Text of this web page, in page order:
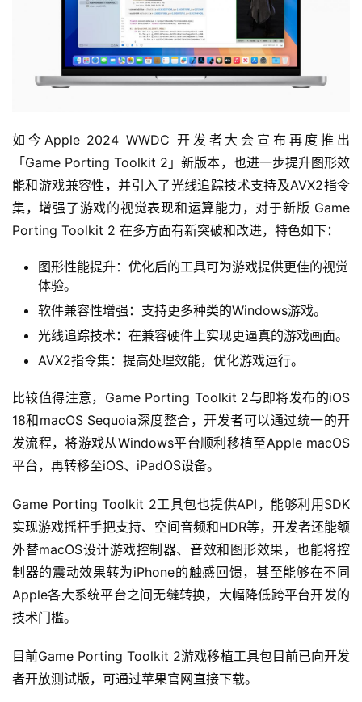
如今Apple 2024 WWDC 开发者大会宣布再度推出
「Game Porting Toolkit 2」新版本，也进一步提升图形效
能和游戏兼容性，并引入了光线追踪技术支持及AVX2指令
集，增强了游戏的视觉表现和运算能力，对于新版 Game
Porting Toolkit 2 在多方面有新突破和改进，特色如下：
图形性能提升：优化后的工具可为游戏提供更佳的视觉
体验。
软件兼容性增强：支持更多种类的Windows游戏。
光线追踪技术：在兼容硬件上实现更逼真的游戏画面。
AVX2指令集：提高处理效能，优化游戏运行。
比较值得注意，Game Porting Toolkit 2与即将发布的iOS
18和macOS Sequoia深度整合，开发者可以通过统一的开
发流程，将游戏从Windows平台顺利移植至Apple macOS
平台，再转移至iOS、iPadOS设备。
Game Porting Toolkit 2工具包也提供API，能够利用SDK
实现游戏摇杆手把支持、空间音频和HDR等，开发者还能额
外替macOS设计游戏控制器、音效和图形效果，也能将控
制器的震动效果转为iPhone的触感回馈，甚至能够在不同
Apple各大系统平台之间无缝转换，大幅降低跨平台开发的
技术门槛。
目前Game Porting Toolkit 2游戏移植工具包目前已向开发
者开放测试版，可通过苹果官网直接下载。